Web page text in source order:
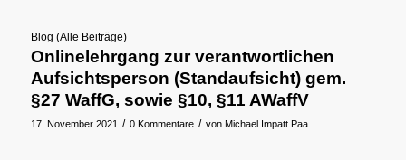
Blog (Alle Beiträge)
Onlinelehrgang zur verantwortlichen
Aufsichtsperson (Standaufsicht) gem.
§27 WaffG, sowie §10, §11 AWaffV
17. November 2021 / 0 Kommentare / von Michael Impatt Paa